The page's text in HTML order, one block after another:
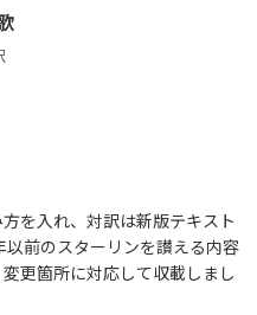
を入れ、対訳は新版テキスト
前のスターリンを讃える内容
更箇所に対応して収載しまし